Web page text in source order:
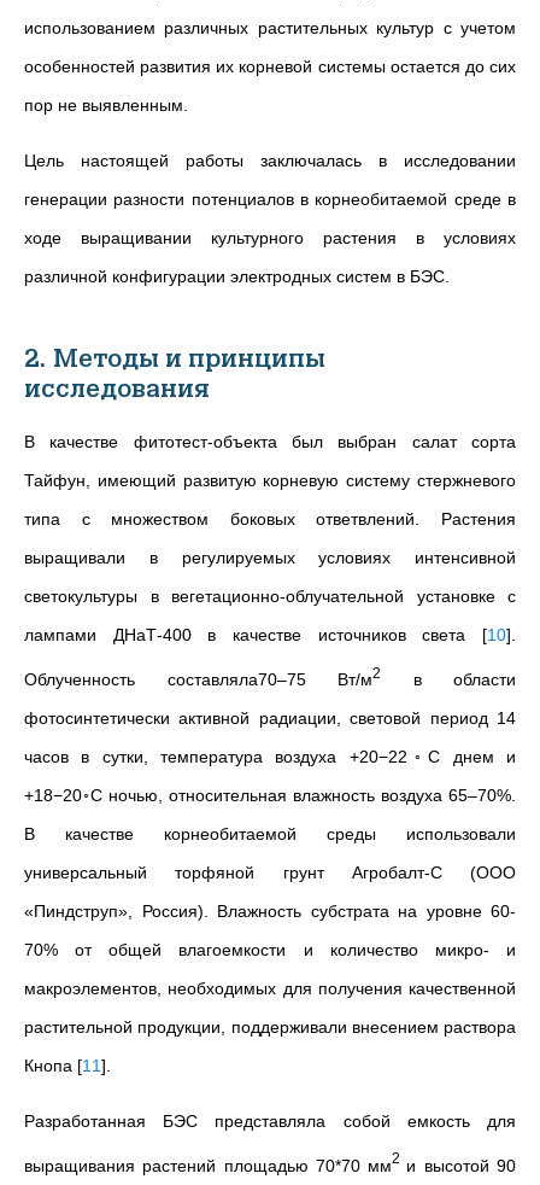
использованием различных растительных культур с учетом
особенностей развития их корневой системы остается до сих
пор не выявленным.
Цель настоящей работы заключалась в исследовании
генерации разности потенциалов в корнеобитаемой среде в
ходе выращивании культурного растения в условиях
различной конфигурации электродных систем в БЭС.
2. Методы и принципы
исследования
В качестве фитотест-объекта был выбран салат сорта
Тайфун, имеющий развитую корневую систему стержневого
типа с множеством боковых ответвлений. Растения
выращивали в регулируемых условиях интенсивной
светокультуры в вегетационно-облучательной установке с
лампами ДНаТ-400 в качестве источников света [10]
Облученность составляла70–75 Вт/м2
в области
фотосинтетически активной радиации, световой период 14
часов в сутки, температура воздуха +20−22◦C днем и
+18−20◦C ночью, относительная влажность воздуха 65–70%.
В качестве корнеобитаемой среды использовали
универсальный торфяной грунт Агробалт-С (ООО
«Пиндструп», Россия). Влажность субстрата на уровне 60-
70% от общей влагоемкости и количество микро- и
макроэлементов, необходимых для получения качественной
растительной продукции, поддерживали внесением раствора
Кнопа [11]
Разработанная БЭС представляла собой емкость для
выращивания растений площадью 70*70 мм2 и высотой 90